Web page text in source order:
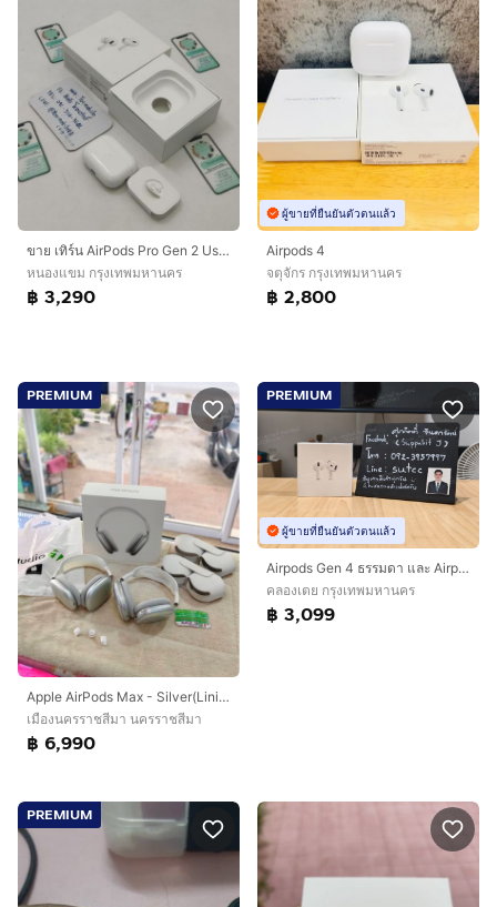
ขาย เทิร์น AirPods Pro Gen 2 Usb-C ศูนย์ไทย อุปกรณ์ครบยกกล่อง ขาดสายชาร์จ ใช้งานปกติ เพียง 3,290 บาท เท่านั้น ครับ
หนองแขม กรุงเทพมหานคร
฿ 3,290
ผู้ขายที่ยืนยันตัวตนแล้ว
Airpods 4
จตุจักร กรุงเทพมหานคร
฿ 2,800
PREMIUM
Apple AirPods Max - Silver(Lining)
เมืองนครราชสีมา นครราชสีมา
฿ 6,990
PREMIUM
ผู้ขายที่ยืนยันตัวตนแล้ว
Airpods Gen 4 ธรรมดา และ Airpods Pro 3 ของแท้ศูนย์ มือหนึ่ง ประกันศูนย์ไทย
คลองเตย กรุงเทพมหานคร
฿ 3,099
PREMIUM